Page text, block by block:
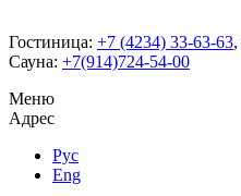
Гостиница: +7 (4234) 33-63-63,
Сауна: +7(914)724-54-00
Меню
Адрес
Рус
Eng